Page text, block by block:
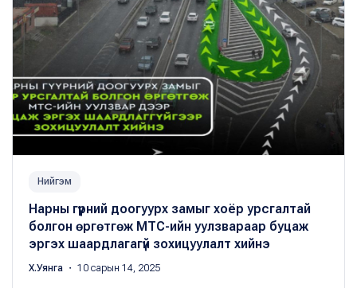
Нийгэм
Нарны гүүрний доогуурх замыг хоёр урсгалтай
болгон өргөтгөж МТС-ийн уулзвараар буцаж
эргэх шаардлагагүй зохицуулалт хийнэ
Х.Уянга ・ 10 сарын 14, 2025